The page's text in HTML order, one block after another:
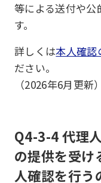
等による送付や公
す。
詳しくは本人確認
ださい。
（2026年6月更新）
Q4-3-4 代理
の提供を受け
人確認を行う